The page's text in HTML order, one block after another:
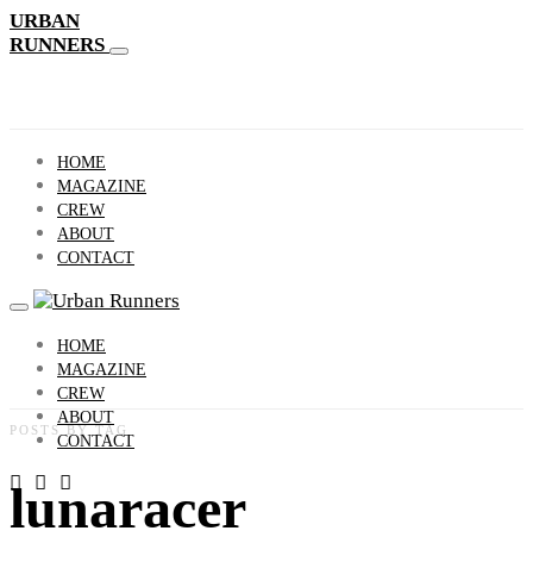
URBAN
RUNNERS
HOME
MAGAZINE
CREW
ABOUT
CONTACT
HOME
MAGAZINE
CREW
ABOUT
CONTACT
POSTS BY TAG
lunaracer